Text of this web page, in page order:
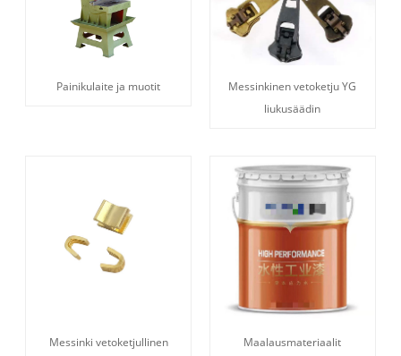
Painikulaite ja muotit
Messinkinen vetoketju YG
liukusäädin
Messinki vetoketjullinen
Maalausmateriaalit